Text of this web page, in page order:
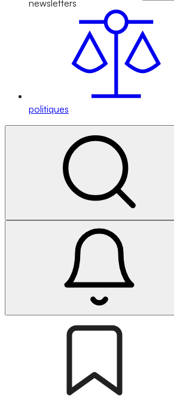
newsletters
politiques